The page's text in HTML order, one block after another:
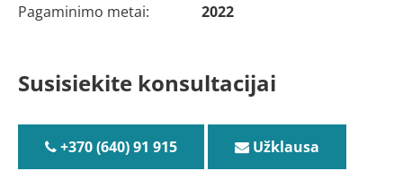
Pagaminimo metai:
2022
Susisiekite konsultacijai
+370 (640) 91 915 Užklausa